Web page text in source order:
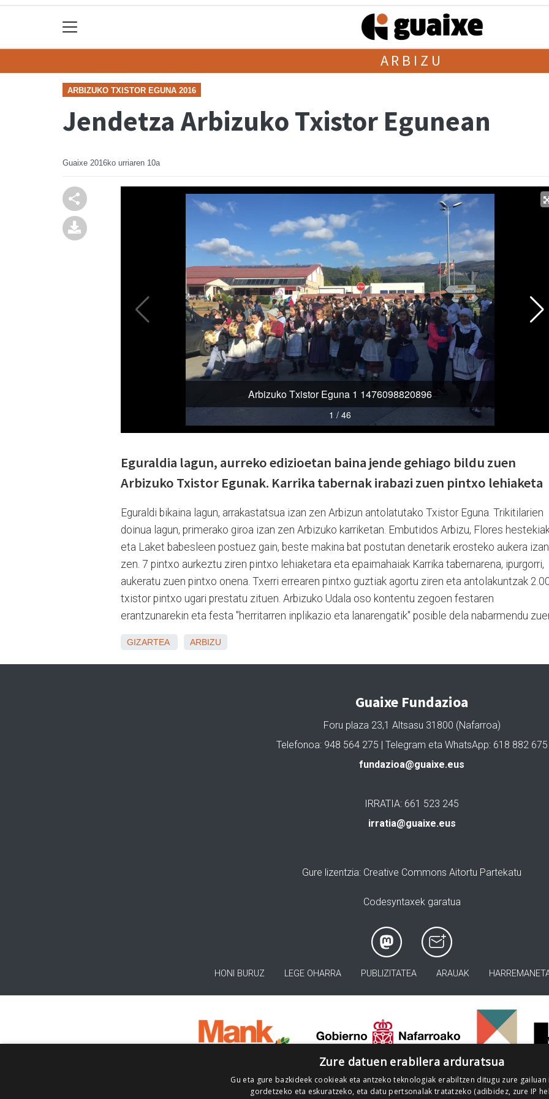
ARBIZU
ARBIZUKO TXISTOR EGUNA 2016
Jendetza Arbizuko Txistor Egunean
Guaixe 2016ko urriaren 10a
Eguraldia lagun, aurreko edizioetan baina jende gehiago bildu zuen
Arbizuko Txistor Egunak. Karrika tabernak irabazi zuen pintxo lehiaketa
Eguraldi bikaina lagun, arrakastatsua izan zen Arbizun antolatutako Txistor Eguna. Trikitilarien
doinua lagun, primerako giroa izan zen Arbizuko karriketan. Embutidos Arbizu, Flores
eta Laket babesleen postuez gain, beste makina bat postutan denetarik erosteko aukera izan
zen. 7 pintxo aurkeztu ziren pintxo lehiaketara eta epaimahaiak Karrika tabernarena, ipurgorri,
aukeratu zuen pintxo onena. Txerri errearen pintxo guztiak agortu ziren eta antolakuntzak
txistor pintxo ugari prestatu zituen. Arbizuko Udala oso kontentu zegoen festaren
erantzunarekin eta festa "herritarren inplikazio eta lanarengatik" posible dela nabarmendu
GIZARTEA ARBIZU
Guaixe Fundazioa
Foru plaza 23,1 Altsasu 31800 (Nafarroa)
Telefonoa: 948 564 275 | Telegram eta WhatsApp: 618 882 675
fundazioa@guaixe.eus
IRRATIA: 661 523 245
irratia@guaixe.eus
Gure lizentzia: Creative Commons Aitortu Partekatu
Codesyntaxek garatua
HONI BURUZ LEGE OHARRA PUBLIZITATEA ARAUAK
Zure datuen erabilera arduratsua
Gu eta gure bazkideek cookieak eta antzeko teknologiak erabiltzen ditugu zure
gordetzeko eta eskuratzeko, eta datu pertsonalak tratatzeko (adibidez, zure IP